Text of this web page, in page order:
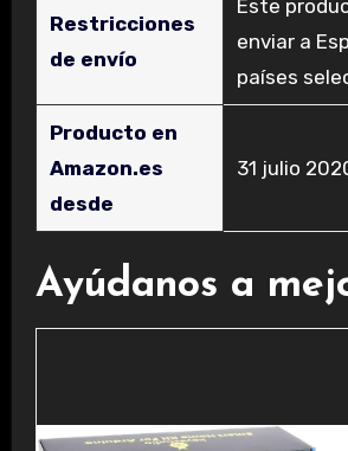
Restricciones
de envío
Este
enviar a
países
Producto en
Amazon.es
desde
31 julio
Ayúdanos a